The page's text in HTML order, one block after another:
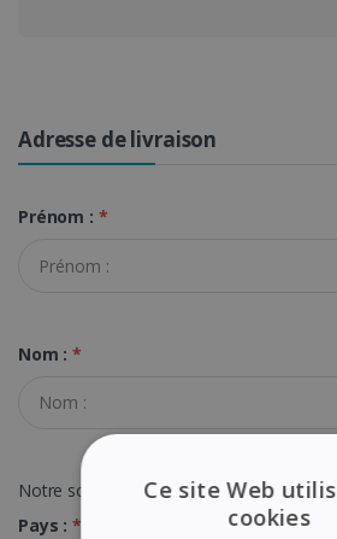
Adresse de livraison
Prénom : *
Nom :*
Notre société est assujettie à la TVA
Pays : *
Ce site Web
cookies